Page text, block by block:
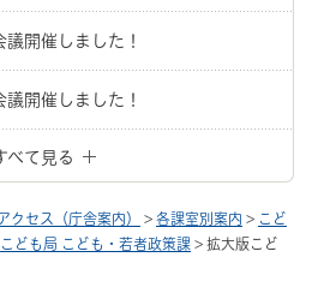
開催しました！
開催しました！
べて見る
クセス（庁舎案内） > 各課室別案内 > こど
こども局 こども・若者政策課 > 拡大版こど